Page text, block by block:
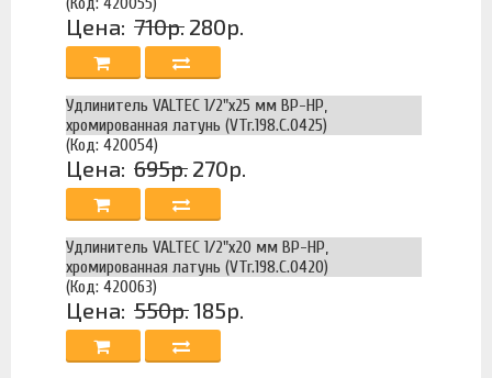
Цена: 710р. 280р.
Удлинитель VALTEC 1/2"х25 мм ВР-НР,
хромированная латунь (VTr.198.C.0425)
(Код: 420054)
Цена: 695р. 270р.
Удлинитель VALTEC 1/2"х20 мм ВР-НР,
хромированная латунь (VTr.198.C.0420)
(Код: 420063)
Цена: 550р.185р.